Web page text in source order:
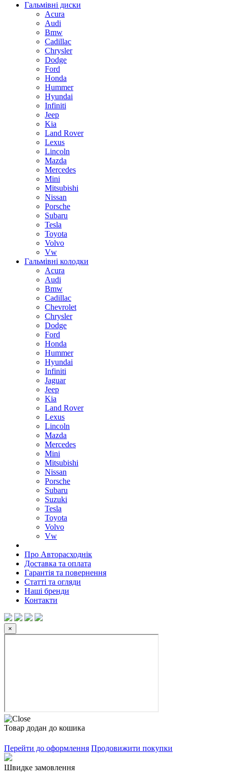
Гальмівні диски
Acura
Audi
Bmw
Cadillac
Chrysler
Dodge
Ford
Honda
Hummer
Hyundai
Infiniti
Jeep
Kia
Land Rover
Lexus
Lincoln
Mazda
Mercedes
Mini
Mitsubishi
Nissan
Porsche
Subaru
Tesla
Toyota
Volvo
Vw
Гальмівні колодки
Acura
Audi
Bmw
Cadillac
Chevrolet
Chrysler
Dodge
Ford
Honda
Hummer
Hyundai
Infiniti
Jaguar
Jeep
Kia
Land Rover
Lexus
Lincoln
Mazda
Mercedes
Mini
Mitsubishi
Nissan
Porsche
Subaru
Suzuki
Tesla
Toyota
Volvo
Vw
Про Авторасходнік
Доставка та оплата
Гарантія та повернення
Статті та огляди
Наші бренди
Контакти
×
Товар додан до кошика
Перейти до оформлення Продовижити покупки
Швидке замовлення